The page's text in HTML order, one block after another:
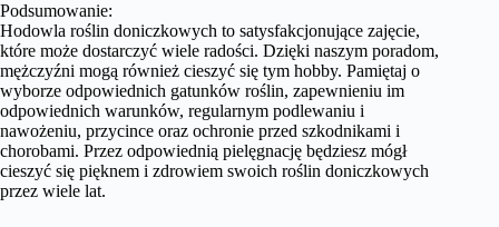
Podsumowanie:
Hodowla roślin doniczkowych to satysfakcjonujące zajęcie,
które może dostarczyć wiele radości. Dzięki naszym poradom,
mężczyźni mogą również cieszyć się tym hobby. Pamiętaj o
wyborze odpowiednich gatunków roślin, zapewnieniu im
odpowiednich warunków, regularnym podlewaniu i
nawożeniu, przycince oraz ochronie przed szkodnikami i
chorobami. Przez odpowiednią pielęgnację będziesz mógł
cieszyć się pięknem i zdrowiem swoich roślin doniczkowych
przez wiele lat.